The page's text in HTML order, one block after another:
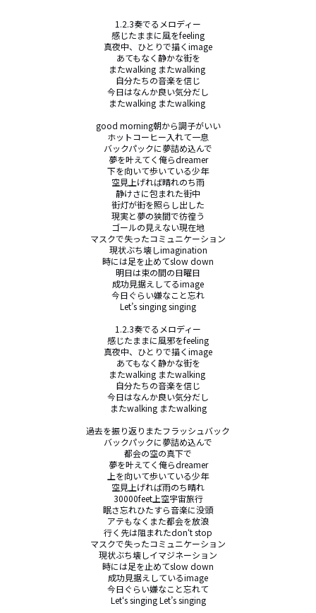
1.2.3奏でるメロディー
感じたままに風をfeeling
真夜中、ひとりで描くimage
あてもなく静かな街を
またwalking またwalking
自分たちの音楽を信じ
今日はなんか良い気分だし
またwalking またwalking
good morning朝から調子がいい
ホットコーヒー入れて一息
バックパックに夢詰め込んで
夢を叶えてく俺らdreamer
下を向いて歩いている少年
空見上げれば晴れのち雨
静けさに包まれた街中
街灯が街を照らし出した
現実と夢の狭間で彷徨う
ゴールの見えない現在地
マスクで失ったコミュニケーション
現状ぶち壊しimagination
時には足を止めてslow down
明日は束の間の日曜日
成功見据えしてるimage
今日ぐらい嫌なこと忘れ
Let’s singing singing
1.2.3奏でるメロディー
感じたままに風邪をfeeling
真夜中、ひとりで描くimage
あてもなく静かな街を
またwalking またwalking
自分たちの音楽を信じ
今日はなんか良い気分だし
またwalking またwalking
過去を振り返りまたフラッシュバック
バックパックに夢詰め込んで
都会の空の真下で
夢を叶えてく俺らdreamer
上を向いて歩いている少年
空見上げれば雨のち晴れ
30000feet上空宇宙旅行
眠さ忘れひたすら音楽に没頭
アテもなくまた都会を放浪
行く先は阻まれたdon‘t stop
マスクで失ったコミュニケーション
現状ぶち壊しイマジネーション
時には足を止めてslow down
成功見据えしているimage
今日ぐらい嫌なこと忘れて
Let‘s singing Let’s singing